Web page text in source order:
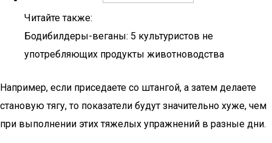
Читайте также:
Бодибилдеры-веганы: 5 культуристов не
употребляющих продукты животноводства
Например, если приседаете со штангой, а затем делаете
становую тягу, то показатели будут значительно хуже, чем
при выполнении этих тяжелых упражнений в разные дни.